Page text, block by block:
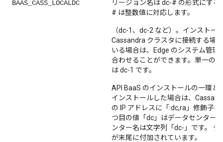
BAAS_CASS_LOCALDC
リージョン名は dc-# の形式にする
# は整数値に対応します。
（dc-1、dc-2 など）。インストー
Cassandra クラスタに接続する場
いる場合は、Edge のシステム管理
合わせることができます。単一の
は dc-1 です。
API BaaS のインストールの一環と
インストールした場合は、
の IP アドレスに「:dc,ra」修飾子
つ目の値「dc」はデータセンター
ンター名は文字列「dc-」です。
が末尾に付加されています。